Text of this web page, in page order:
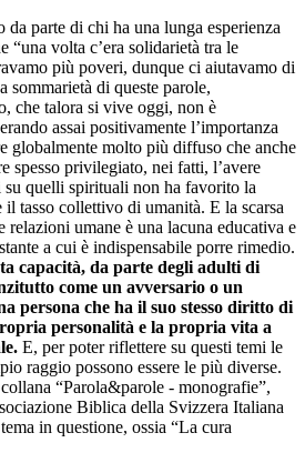
da parte di chi ha una lunga esperienza
“una volta c’era solidarietà tra le
più poveri, dunque ci aiutavamo di
sommarietà di queste parole,
che talora si vive oggi, non è
assai positivamente l’importanza
globalmente molto più diffuso che anche
spesso privilegiato, nei fatti, l’avere
su quelli spirituali non ha favorito la
il tasso collettivo di umanità. E la scarsa
relazioni umane è una lacuna educativa e
a cui è indispensabile porre rimedio.
capacità, da parte degli adulti di
come un avversario o un
persona che ha il suo stesso diritto di
personalità e la propria vita a
E, per poter riflettere su questi temi le
raggio possono essere le più diverse.
“Parola&parole - monografie”,
Biblica della Svizzera Italiana
in questione, ossia “La cura